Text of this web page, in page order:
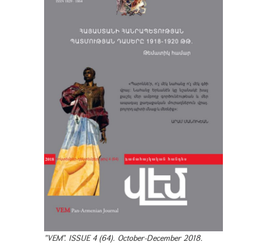
"VEM". ISSUE 4 (64). October-December 2018.